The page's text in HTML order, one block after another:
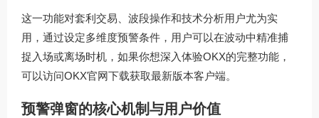
这一功能对套利交易、波段操作和技术分析用户尤为实
用，通过设定多维度预警条件，用户可以在波动中精准捕
捉入场或离场时机，如果你想深入体验OKX的完整功能，
可以访问OKX官网下载获取最新版本客户端。
预警弹窗的核心机制与用户价值